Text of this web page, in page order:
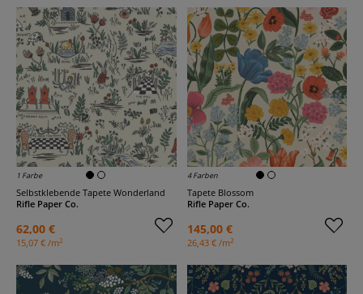
1 Farbe
Selbstklebende Tapete Wonderland
Rifle Paper Co.
62,00 €
15,07 € /m2
4 Farben
Tapete Blossom
Rifle Paper Co.
145,00 €
26,43 € /m2